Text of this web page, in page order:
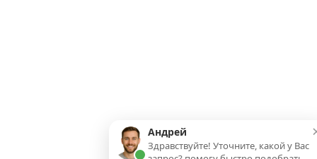
Андрей
Здравствуйте! Уточните, какой у Вас